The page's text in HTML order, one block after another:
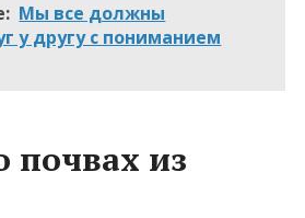
Мы все должны
у другу с пониманием
почвах из